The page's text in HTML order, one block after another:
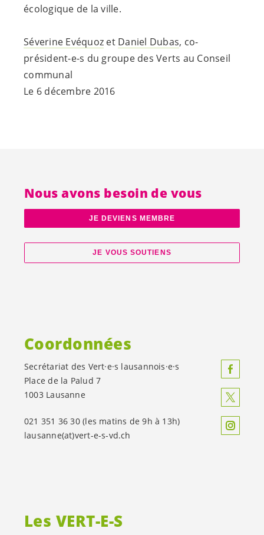
écologique de la ville.
Séverine Evéquoz et Daniel Dubas, co-
président-e-s du groupe des Verts au Conseil
communal
Le 6 décembre 2016
Les VERT-E-S
Nous avons besoin de vous
JE DEVIENS MEMBRE
JE VOUS SOUTIENS
Coordonnées
Secrétariat des Vert·e·s lausannois·e·s
Place de la Palud 7
1003 Lausanne
021 351 36 30 (les matins de 9h à 13h)
lausanne(at)vert-e-s-vd.ch